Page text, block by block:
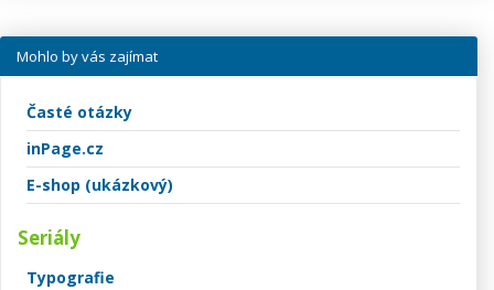
Mohlo by vás zajímat
Časté otázky
inPage.cz
E-shop (ukázkový)
Seriály
Typografie